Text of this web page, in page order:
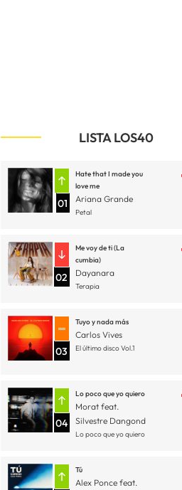
LISTA LOS40
01
Hate that I made you
love me
Ariana Grande
Petal
02
Me voy de ti (La
cumbia)
Dayanara
Terapia
03
Tuyo y nada más
Carlos Vives
El último disco Vol.1
04
Lo poco que yo quiero
Morat feat.
Silvestre Dangond
Lo poco que yo quiero
Tú
Alex Ponce feat.